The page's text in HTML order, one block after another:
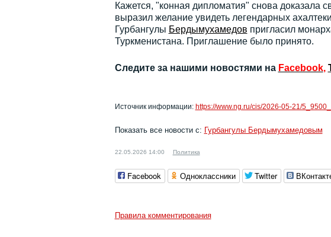
Кажется, "конная дипломатия" снова доказала
выразил желание увидеть легендарных
Гурбангулы Бердымухамедов пригласил
Туркменистана. Приглашение было принято.
Следите за нашими новостями на Facebook,
Источник информации: https://www.ng.ru/cis/2026-05-21/
Показать все новости с: Гурбангулы Бердымухамедовым
22.05.2026 14:00 Политика
Facebook Одноклассники Twitter
Правила комментирования